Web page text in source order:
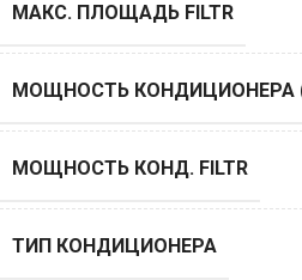
МАКС. ПЛОЩАДЬ FILTR
МОЩНОСТЬ КОНДИЦИОНЕРА
МОЩНОСТЬ КОНД. FILTR
ТИП КОНДИЦИОНЕРА